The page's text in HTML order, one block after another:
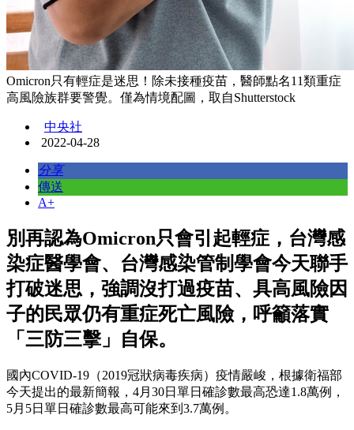
Omicron只有輕症是迷思！除未接種疫苗，醫師點名11類重症
高風險族群要警覺。僅為情境配圖，取自Shutterstock
中央社
2022-04-28
分享
傳送
A+
別再認為Omicron只會引起輕症，台灣感
染症醫學會、台灣感染管制學會今天聯手
打破迷思，強調沒打過疫苗、具高風險因
子的民眾仍有重症死亡風險，呼籲落實
「三防三擊」自保。
國內COVID-19（2019冠狀病毒疾病）疫情嚴峻，根據衛福部
今天提出的最新簡報，4月30日單日確診數最高恐達1.8萬例，
5月5日單日確診數最高可能來到3.7萬例。